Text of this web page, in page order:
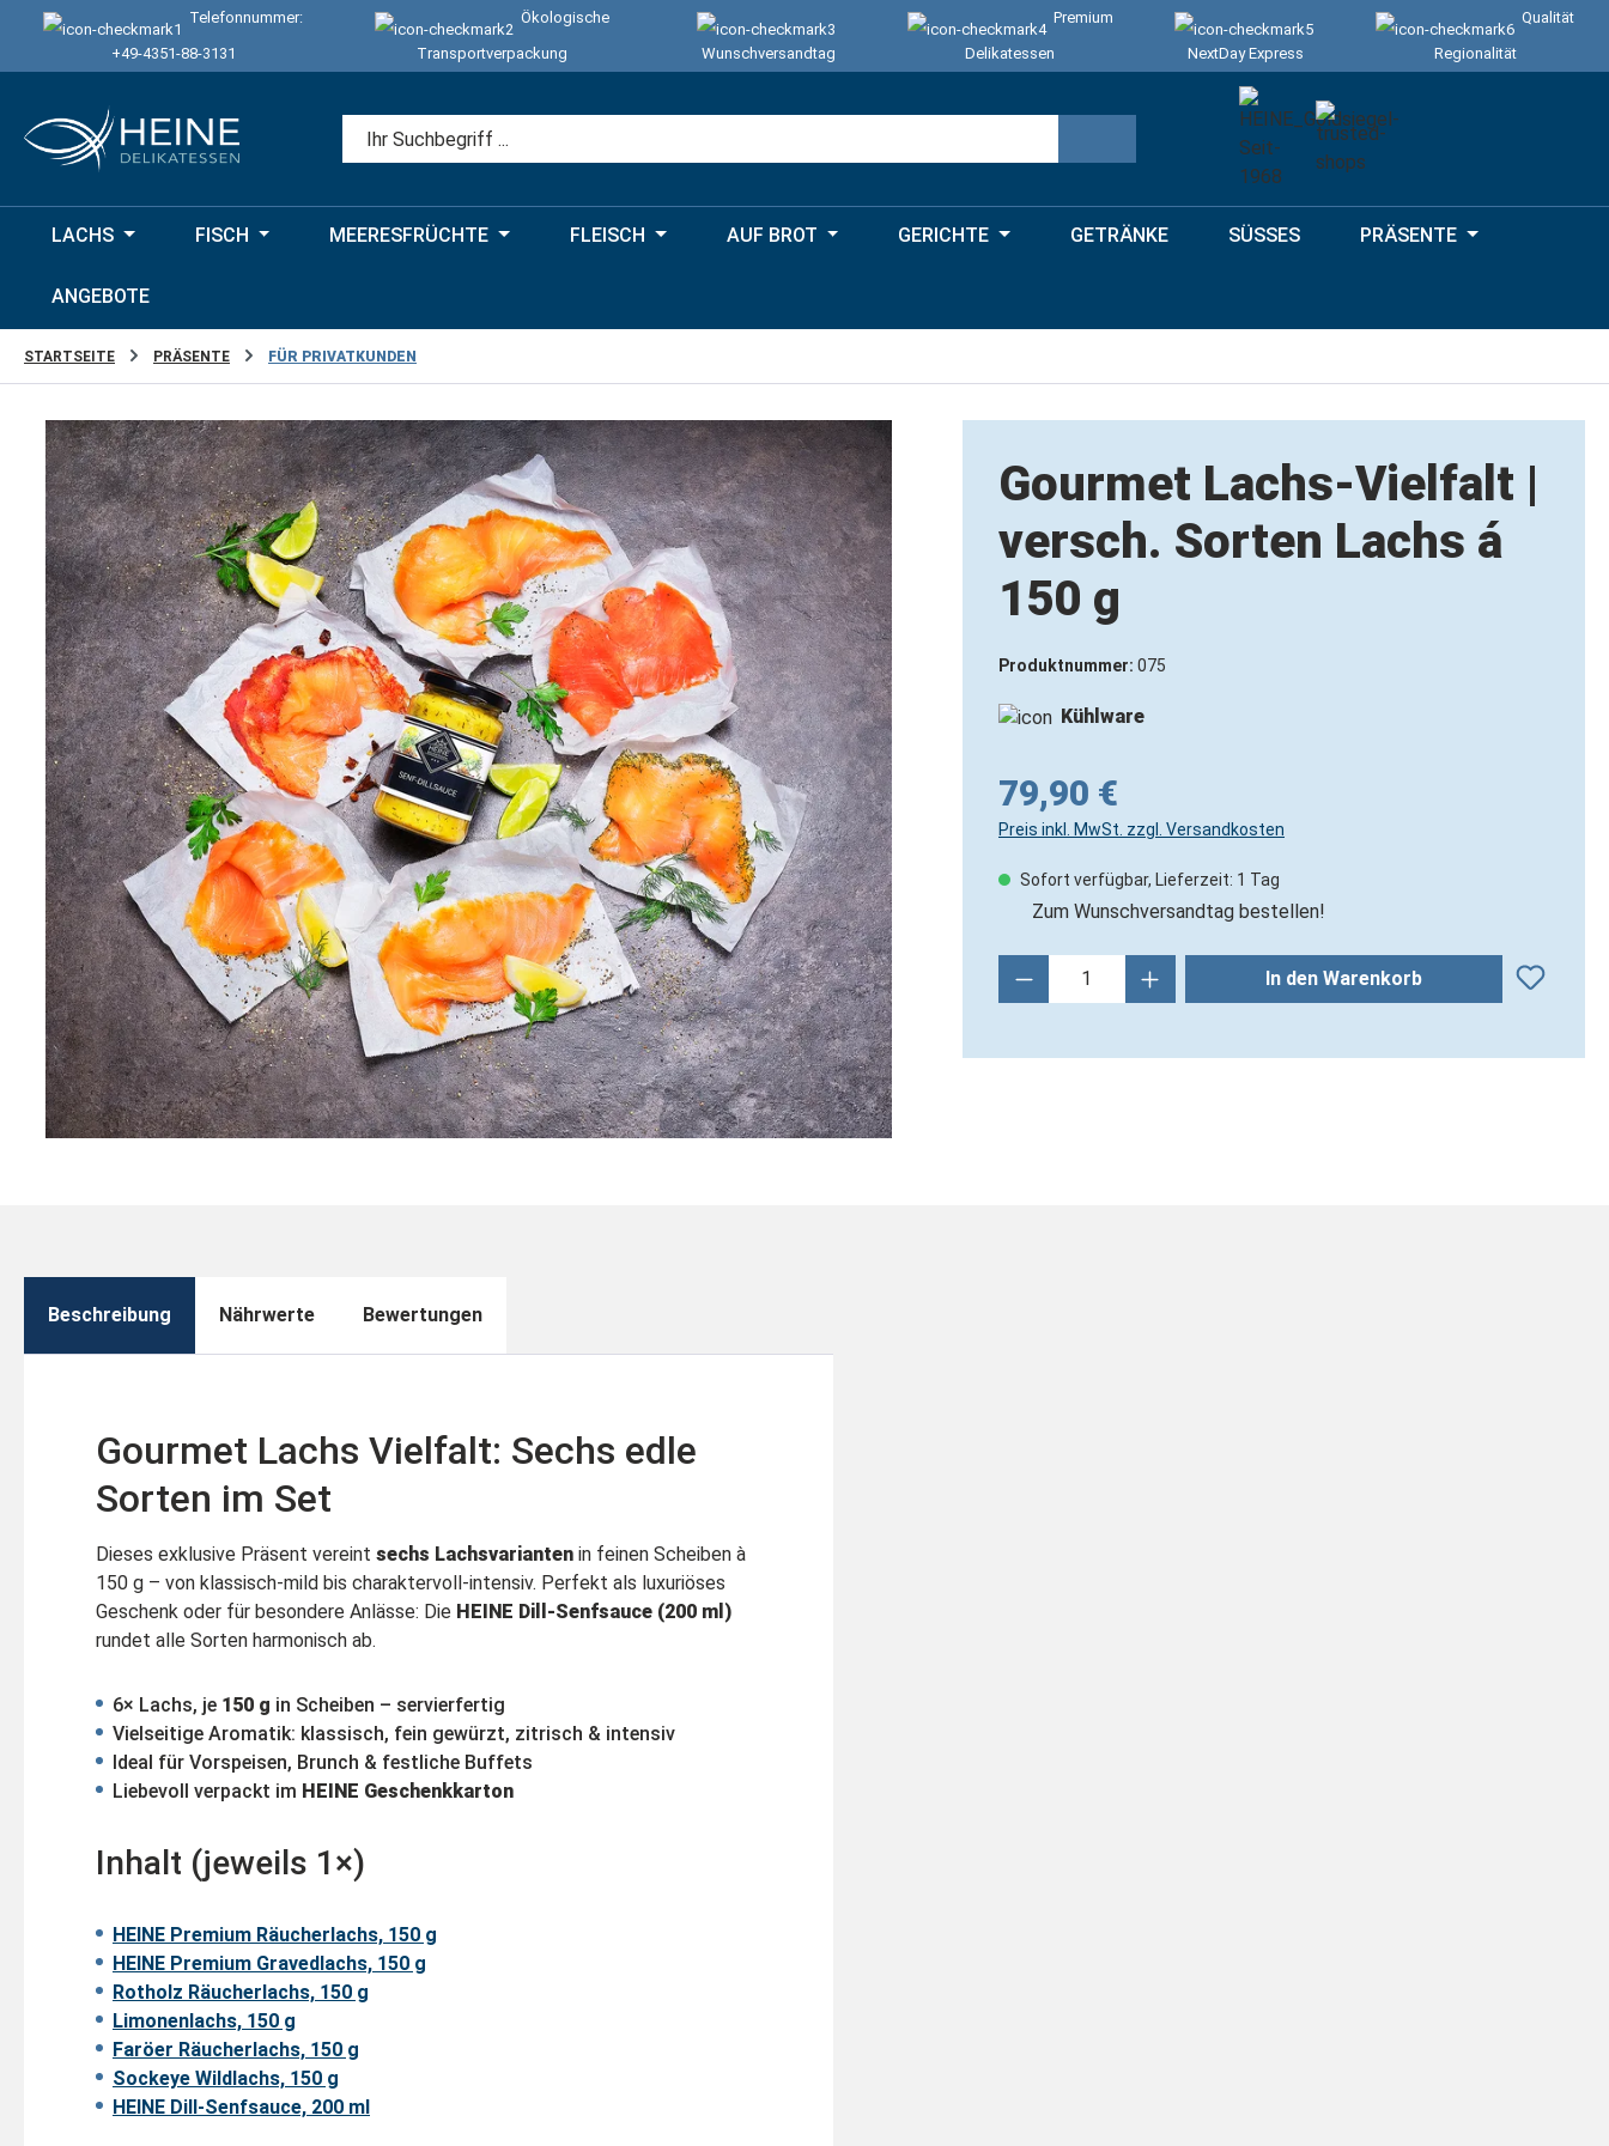
Hauptinhalt springen
Zur Suche springen
Zur Hauptnavigation springen
Telefonnummer:
+49-4351-88-3131
Ökologische
Transportverpackung
Wunschversandtag
Premium
Delikatessen
NextDay Express
Qualität
Regionalität
LACHS FISCH MEERESFRÜCHTE FLEISCH AUF BROT GERICHTE GETRÄNKE SÜSSES PRÄSENTE
ANGEBOTE
STARTSEITE PRÄSENTE FÜR PRIVATKUNDEN
Bildergalerie überspringen
Gourmet Lachs-Vielfalt |
versch. Sorten Lachs á
150 g
Produktnummer: 075
Kühlware
79,90 €
Preis inkl. MwSt. zzgl. Versandkosten
Sofort verfügbar, Lieferzeit: 1 Tag
Zum Wunschversandtag bestellen!
Produkt Anzahl: Gib den gewünschten Wert
In den Warenkorb
Beschreibung Nährwerte Bewertungen
Gourmet Lachs Vielfalt: Sechs edle
Sorten im Set
Dieses exklusive Präsent vereint sechs Lachsvarianten in feinen Scheiben à
150 g – von klassisch-mild bis charaktervoll-intensiv. Perfekt als luxuriöses
Geschenk oder für besondere Anlässe: Die HEINE Dill-Senfsauce (200 ml)
rundet alle Sorten harmonisch ab.
6× Lachs, je 150 g in Scheiben – servierfertig
Vielseitige Aromatik: klassisch, fein gewürzt, zitrisch & intensiv
Ideal für Vorspeisen, Brunch & festliche Buffets
Liebevoll verpackt im HEINE Geschenkkarton
Inhalt (jeweils 1×)
HEINE Premium Räucherlachs, 150 g
HEINE Premium Gravedlachs, 150 g
Rotholz Räucherlachs, 150 g
Limonenlachs, 150 g
Faröer Räucherlachs, 150 g
Sockeye Wildlachs, 150 g
HEINE Dill-Senfsauce, 200 ml